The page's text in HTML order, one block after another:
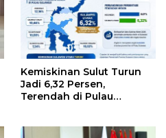
Kemiskinan Sulut Turun
Jadi 6,32 Persen,
Terendah di Pulau